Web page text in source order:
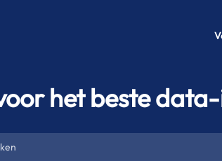
het beste